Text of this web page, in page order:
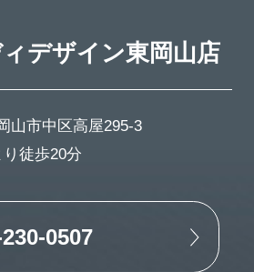
デザイン東岡山店
山市中区高屋295-3
徒歩20分
0507